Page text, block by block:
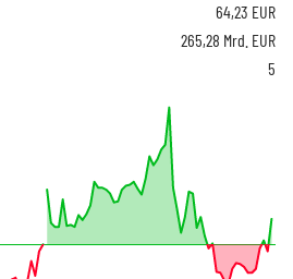
64,23 EUR
265,28 Mrd. EUR
5